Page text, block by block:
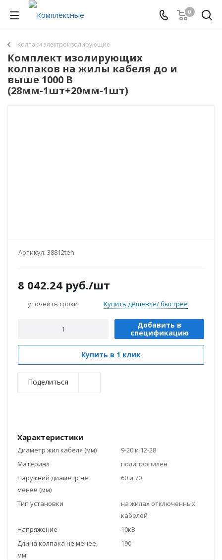
0
Колпаки электроизолирующие
Комплект изолирующих
колпаков на жилы кабеля до и
выше 1000 В
(28мм-1шт+20мм-1шт)
Артикул: 38812teh
8 042.24 руб./шт
уточнить сроки Купить дешевле/ быстрее
Добавить в
спецификацию
Купить в 1 клик
Поделиться
Характеристики
Диаметр жил кабеля (мм)
9-20 и 12-28
Материал
полипропилен
Наружний диаметр не
менее (мм)
60 и 70
Тип установки
на жилах отключенных
кабелей
Напряжение
10кВ
Длина колпака не менее,
мм
190